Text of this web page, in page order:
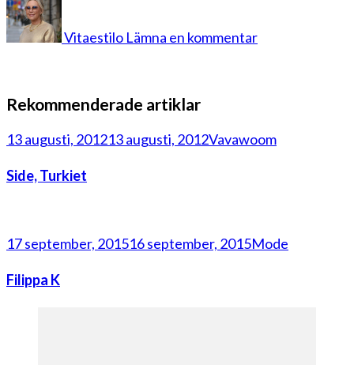
Vitaestilo Lämna en kommentar
Rekommenderade artiklar
13 augusti, 201213 augusti, 2012Vavawoom
Side, Turkiet
17 september, 201516 september, 2015Mode
Filippa K